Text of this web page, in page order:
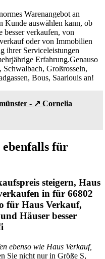
Warenangebot an
Kunde auswählen kann, ob
verkaufen, von
oder von Immobilien
ihrer Serviceleistungen
Erfahrung.Genauso
Großrosseln,
Bous, Saarlouis an!
- ↗️ Cornelia
ebenfalls für
steigern, Haus
in für 66802
für Haus Verkauf,
Häuser besser
ebenso wie Haus Verkauf,
Sie nicht nur in Größe S,